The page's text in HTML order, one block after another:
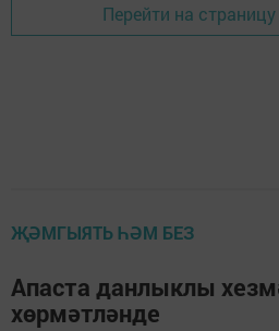
Перейти на
ҖӘМГЫЯТЬ ҺӘМ БЕЗ
Апаста данлыклы
хөрмәтләнде